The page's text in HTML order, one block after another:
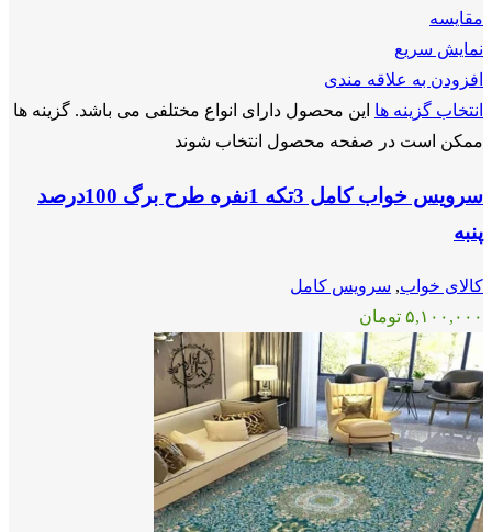
مقايسه
نمایش سریع
افزودن به علاقه مندی
انتخاب گزینه ها این محصول دارای انواع مختلفی می باشد. گزینه ها
ممکن است در صفحه محصول انتخاب شوند
سرویس خواب کامل 3تکه 1نفره طرح برگ 100درصد
پنبه
کالای خواب, سرویس کامل
۵,۱۰۰,۰۰۰ تومان